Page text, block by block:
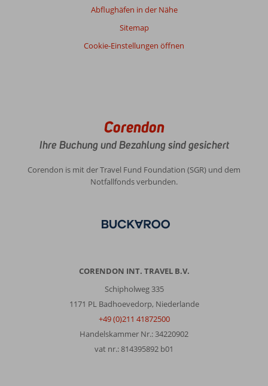
Abflughäfen in der Nähe
Sitemap
Cookie-Einstellungen öffnen
Corendon
Ihre Buchung und Bezahlung sind gesichert
Corendon is mit der Travel Fund Foundation (SGR) und dem
Notfallfonds verbunden.
CORENDON INT. TRAVEL B.V.
Schipholweg 335
1171 PL Badhoevedorp, Niederlande
+49 (0)211 41872500
Handelskammer Nr.: 34220902
vat nr.: 814395892 b01